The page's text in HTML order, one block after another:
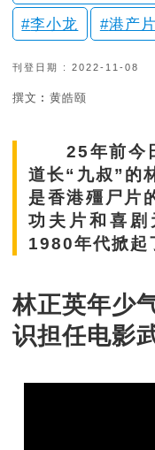
李小龙 港产片
刊登日期 : 2022-11-08
撰文︰黄皓颐
25年前今日
道长“九叔”的
是香港殭尸片
功夫片和喜
1980年代掀起
林正英年少
识担任电影